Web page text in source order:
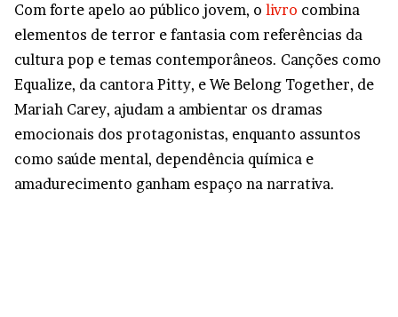
Com forte apelo ao público jovem, o livro combina
elementos de terror e fantasia com referências da
cultura pop e temas contemporâneos. Canções como
Equalize, da cantora Pitty, e We Belong Together, de
Mariah Carey, ajudam a ambientar os dramas
emocionais dos protagonistas, enquanto assuntos
como saúde mental, dependência química e
amadurecimento ganham espaço na narrativa.